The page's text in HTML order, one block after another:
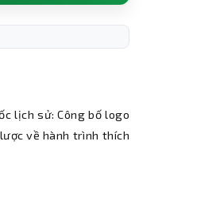
lịch sử: Công bố logo
về hành trình thích